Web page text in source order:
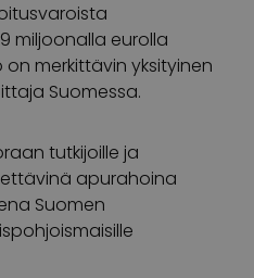
miljoonalla eurolla
merkittävin yksityinen
Suomessa.
tutkijoille ja
apurahoina
Suomen